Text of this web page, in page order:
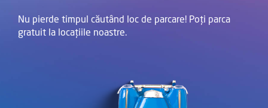
Nu pierde timpul căutând loc de parcare! Poți parca
gratuit la locațiile noastre.